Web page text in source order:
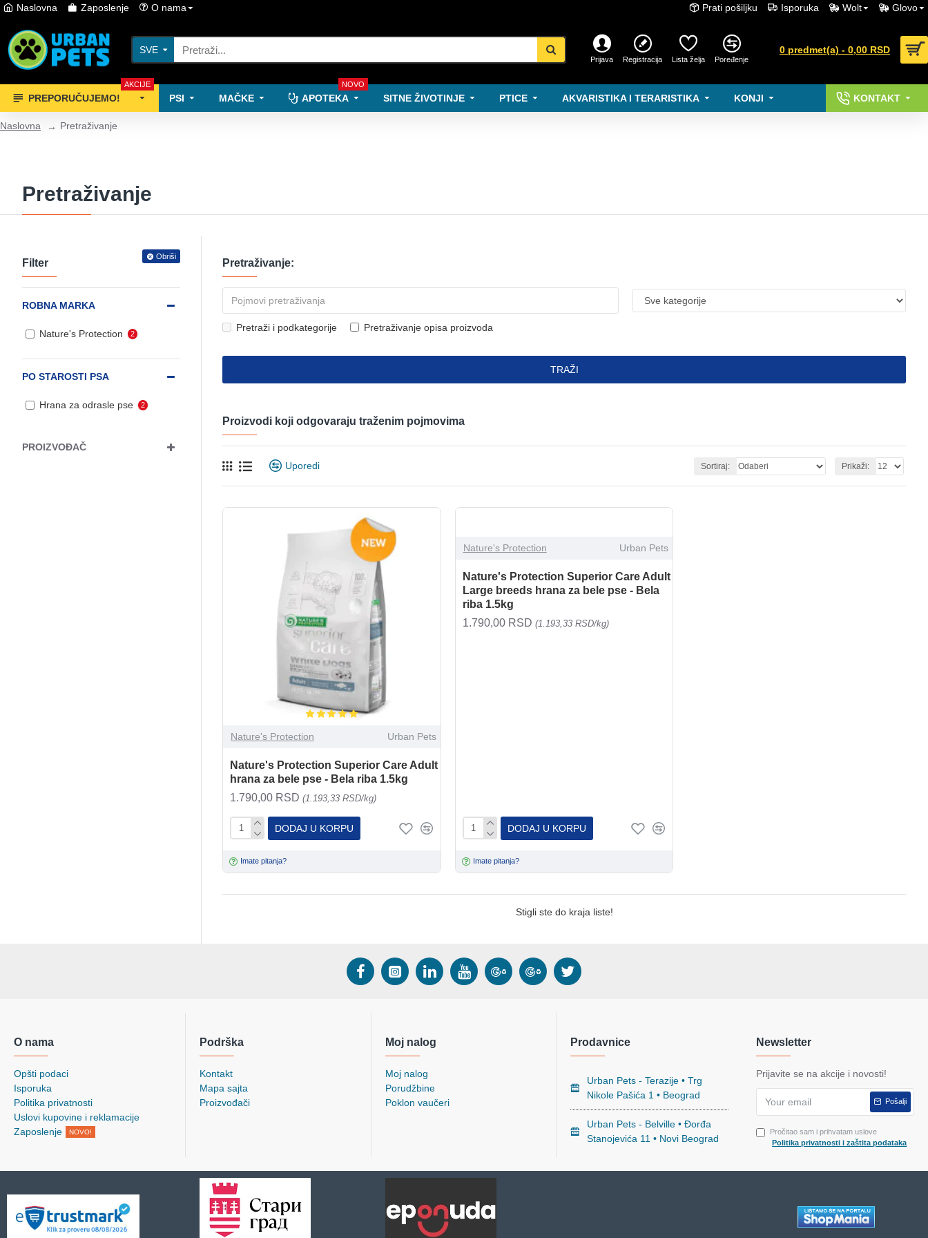
Naslovna Zaposlenje O nama Prati pošiljku Isporuka Wolt Glovo
SVE
Prijava Registracija Lista želja Poređenje
0 predmet(a) - 0,00 RSD
PREPORUČUJEMO!
AKCIJE
PSI MAČKE APOTEKA
NOVO
SITNE ŽIVOTINJE PTICE AKVARISTIKA I TERARISTIKA KONJI KONTAKT
Naslovna Pretraživanje
Pretraživanje
Filter
Obriši
PROIZVOĐAČ
PO STAROSTI PSA
Hrana za odrasle pse 2
ROBNA MARKA
Nature's Protection 2
Pretraživanje:
Pretraži i podkategorije Pretraživanje opisa proizvoda
TRAŽI
Proizvodi koji odgovaraju traženim pojmovima
Uporedi Sortiraj: Prikaži:
Nature's Protection Urban Pets
Nature's Protection Superior Care Adult
hrana za bele pse - Bela riba 1.5kg
1.790,00 RSD (1.193,33 RSD/kg)
DODAJ U KORPU
Imate pitanja?
Nature's Protection Urban Pets
Nature's Protection Superior Care Adult
Large breeds hrana za bele pse - Bela
riba 1.5kg
1.790,00 RSD (1.193,33 RSD/kg)
DODAJ U KORPU
Imate pitanja?
Stigli ste do kraja liste!
O nama
Opšti podaci
Isporuka
Politika privatnosti
Uslovi kupovine i reklamacije
Zaposlenje
NOVO!
Podrška
Kontakt
Mapa sajta
Proizvođači
Moj nalog
Moj nalog
Porudžbine
Poklon vaučeri
Prodavnice
Urban Pets - Terazije • Trg
Nikole Pašića 1 • Beograd
Urban Pets - Belville • Đorđa
Stanojevića 11 • Novi Beograd
Newsletter
Prijavite se na akcije i novosti!
Pošalji
Pročitao sam i prihvatam uslove
Politika privatnosti i zaštita podataka